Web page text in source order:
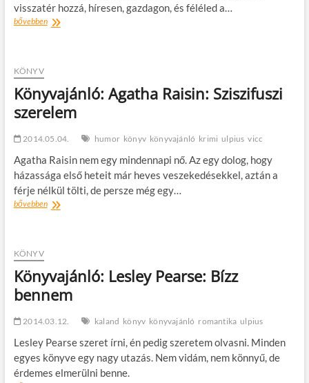
visszatér hozzá, híresen, gazdagon, és féléled a…
bővebbenKönyvajánló:
–
Örökké
a
KÖNYV
Könyvajánló: Agatha Raisin: Sziszifuszi
szerelem
2014.05.04. humor könyv könyvajánló krimi ulpius vicc
Agatha Raisin nem egy mindennapi nő. Az egy dolog, hogy
házassága első heteit már heves veszekedésekkel, aztán a
férje nélkül tölti, de persze még egy…
bővebbenKönyvajánló:
KÖNYV
Könyvajánló: Lesley Pearse: Bízz
bennem
2014.03.12. kaland könyv könyvajánló romantika ulpius
Lesley Pearse szeret írni, én pedig szeretem olvasni. Minden
egyes könyve egy nagy utazás. Nem vidám, nem könnyű, de
érdemes elmerülni benne.